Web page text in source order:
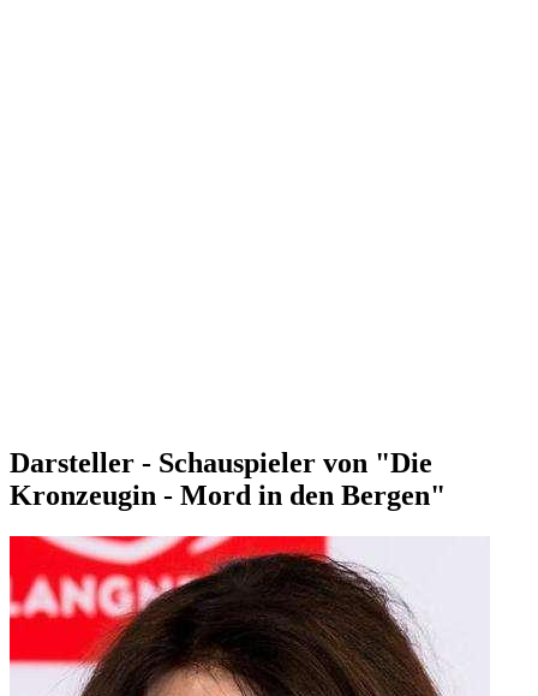
Darsteller - Schauspieler von "Die
Kronzeugin - Mord in den Bergen"